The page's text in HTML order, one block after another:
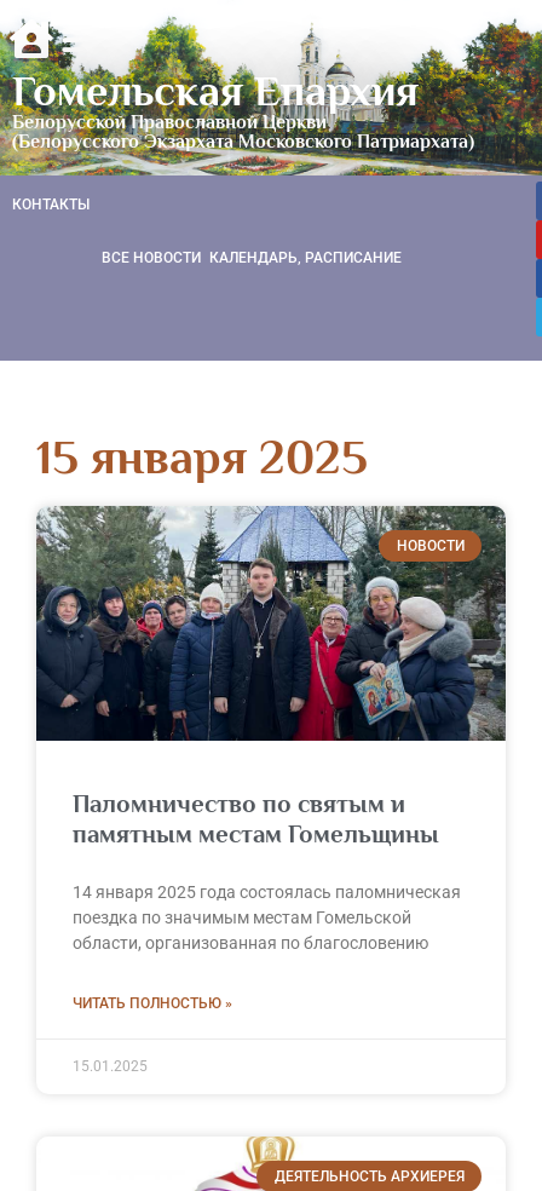
Гомельская Епархия
Белорусской Православной Церкви
(Белорусского Экзархата Московского Патриархата)
КОНТАКТЫ
ВСЕ НОВОСТИ КАЛЕНДАРЬ, РАСПИСАНИЕ
15 января 2025
НОВОСТИ
Паломничество по святым и
памятным местам Гомельщины
14 января 2025 года состоялась паломническая
поездка по значимым местам Гомельской
области, организованная по благословению
ЧИТАТЬ ПОЛНОСТЬЮ »
15.01.2025
ДЕЯТЕЛЬНОСТЬ АРХИЕРЕЯ